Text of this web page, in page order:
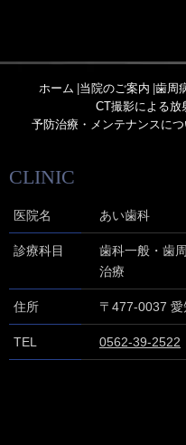
ホーム 当院のご案内 歯周
CT撮影による放
予防治療・メンテナンスにつ
CLINIC
医院名 あい歯科
診療科目
歯科一般・歯
治療
住所 〒477-0037 愛
TEL 0562-39-2522